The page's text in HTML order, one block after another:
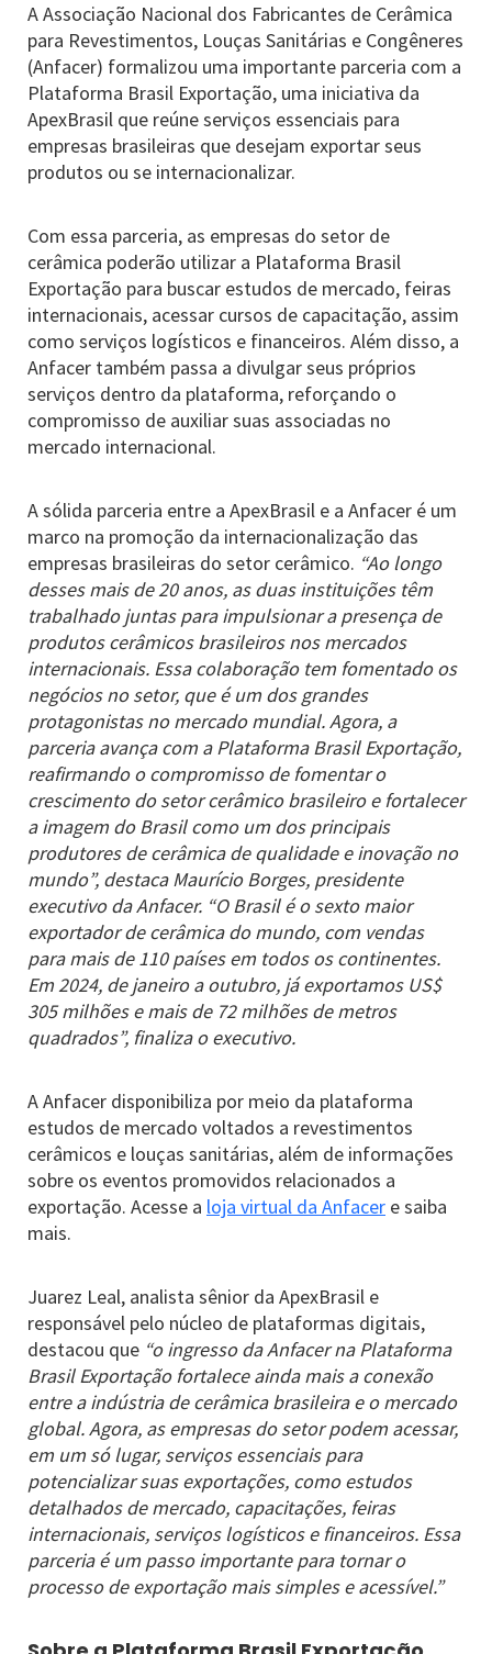
A Associação Nacional dos Fabricantes de Cerâmica
para Revestimentos, Louças Sanitárias e Congêneres
(Anfacer) formalizou uma importante parceria com a
Plataforma Brasil Exportação, uma iniciativa da
ApexBrasil que reúne serviços essenciais para
empresas brasileiras que desejam exportar seus
produtos ou se internacionalizar.
Com essa parceria, as empresas do setor de
cerâmica poderão utilizar a Plataforma Brasil
Exportação para buscar estudos de mercado, feiras
internacionais, acessar cursos de capacitação, assim
como serviços logísticos e financeiros. Além disso, a
Anfacer também passa a divulgar seus próprios
serviços dentro da plataforma, reforçando o
compromisso de auxiliar suas associadas no
mercado internacional.
A sólida parceria entre a ApexBrasil e a Anfacer é um
marco na promoção da internacionalização das
empresas brasileiras do setor cerâmico. “Ao longo
desses mais de 20 anos, as duas instituições têm
trabalhado juntas para impulsionar a presença de
produtos cerâmicos brasileiros nos mercados
internacionais. Essa colaboração tem fomentado os
negócios no setor, que é um dos grandes
protagonistas no mercado mundial. Agora, a
parceria avança com a Plataforma Brasil Exportação,
reafirmando o compromisso de fomentar o
crescimento do setor cerâmico brasileiro e fortalecer
a imagem do Brasil como um dos principais
produtores de cerâmica de qualidade e inovação no
mundo”, destaca Maurício Borges, presidente
executivo da Anfacer. “O Brasil é o sexto maior
exportador de cerâmica do mundo, com vendas
para mais de 110 países em todos os continentes.
Em 2024, de janeiro a outubro, já exportamos US$
305 milhões e mais de 72 milhões de metros
quadrados”, finaliza o executivo.
A Anfacer disponibiliza por meio da plataforma
estudos de mercado voltados a revestimentos
cerâmicos e louças sanitárias, além de informações
sobre os eventos promovidos relacionados a
exportação. Acesse a loja virtual da Anfacer e saiba
mais.
Juarez Leal, analista sênior da ApexBrasil e
responsável pelo núcleo de plataformas digitais,
destacou que “o ingresso da Anfacer na Plataforma
Brasil Exportação fortalece ainda mais a conexão
entre a indústria de cerâmica brasileira e o mercado
global. Agora, as empresas do setor podem acessar,
em um só lugar, serviços essenciais para
potencializar suas exportações, como estudos
detalhados de mercado, capacitações, feiras
internacionais, serviços logísticos e financeiros. Essa
parceria é um passo importante para tornar o
processo de exportação mais simples e acessível.”